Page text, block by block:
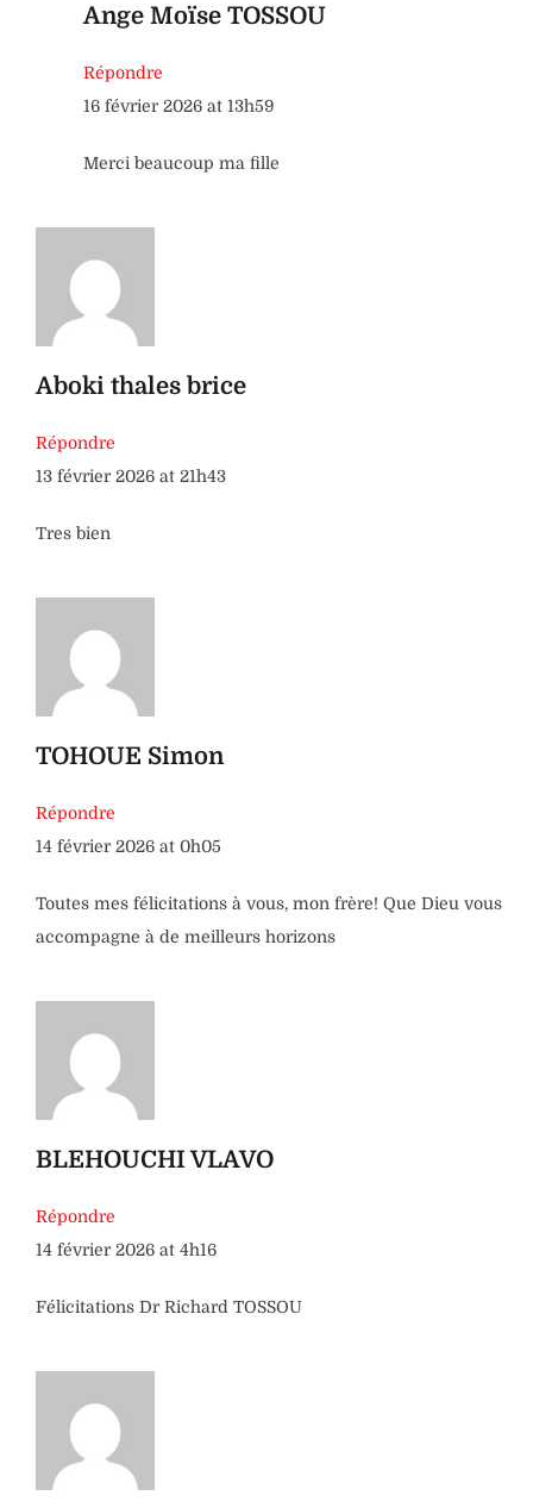
Ange Moïse TOSSOU
Répondre
16 février 2026 at 13h59
Merci beaucoup ma fille
Aboki thales brice
Répondre
13 février 2026 at 21h43
Tres bien
TOHOUE Simon
Répondre
14 février 2026 at 0h05
Toutes mes félicitations à vous, mon frère! Que Dieu vous
accompagne à de meilleurs horizons
BLEHOUCHI VLAVO
Répondre
14 février 2026 at 4h16
Félicitations Dr Richard TOSSOU